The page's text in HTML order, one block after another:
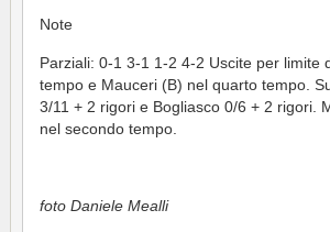
Note
Parziali: 0-1 3-1 1-2 4-2 Uscite per limite
tempo e Mauceri (B) nel quarto tempo.
3/11 + 2 rigori e Bogliasco 0/6 + 2 rigori.
nel secondo tempo.
foto Daniele Mealli